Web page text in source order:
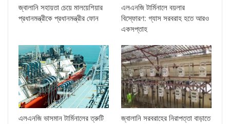
জ্বালানি সহায়তা চেয়ে মালয়েশিয়ার
প্রধানমন্ত্রীকে প্রধানমন্ত্রীর ফোন
এলএনজি টার্মিনালে বয়লার
বিস্ফোরণ: গ্যাস সরবরাহ হতে আরও
একসপ্তাহ
এলএনজি ভাসমান টার্মিনালের ত্রুটি
জ্বালানি সরবরাহের নিরাপত্তা বাড়াতে